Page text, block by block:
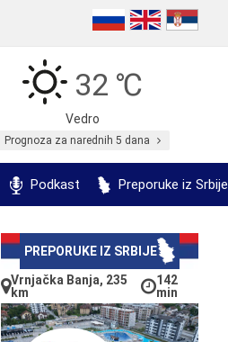
32 ℃
Vedro
Prognoza za narednih 5 dana
Podkast Preporuke iz Srbije
PREPORUKE IZ SRBIJE
Vrnjačka Banja, 235
km
142
min